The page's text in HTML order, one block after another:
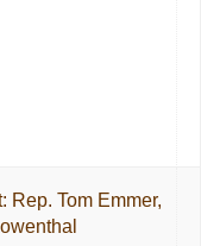
Rep. Tom Emmer,